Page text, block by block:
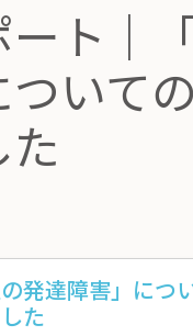
ト｜
いて
発達障害」につ
た